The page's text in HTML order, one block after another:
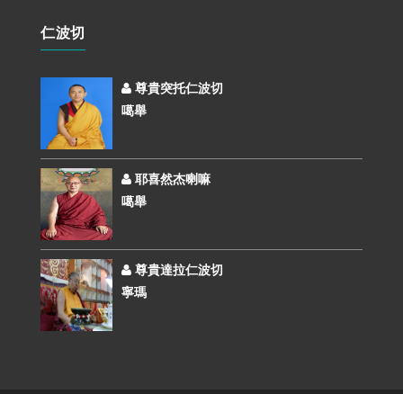
仁波切
尊貴突托仁波切
噶舉
耶喜然杰喇嘛
噶舉
尊貴達拉仁波切
寧瑪